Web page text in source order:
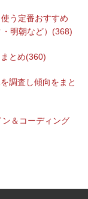
う定番おすすめ
明朝など）(368)
とめ(360)
調査し傾向をまと
ン＆コーディング